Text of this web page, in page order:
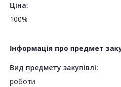
Ціна:
100%
Інформація про предмет
Вид предмету закупівлі:
роботи